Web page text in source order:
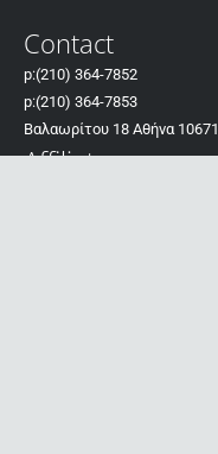
Contact
p:(210) 364-7852
p:(210) 364-7853
Βαλαωρίτου 18 Αθήνα 10671
Affiliates